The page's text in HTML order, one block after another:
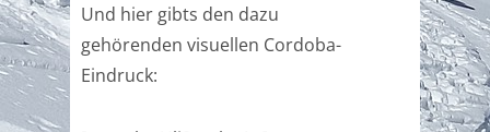
Und hier gibts den dazu
gehörenden visuellen Cordoba-
Eindruck: